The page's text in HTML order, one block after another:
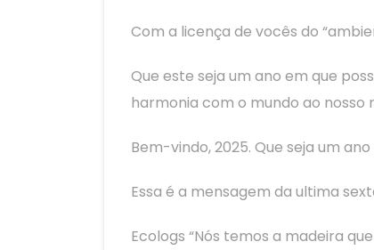
Com a licença de vocês do
Que este seja um ano em que
harmonia com o mundo ao nosso
Bem-vindo, 2025. Que seja um
Essa é a mensagem da ultima
Ecologs “Nós temos a madeira